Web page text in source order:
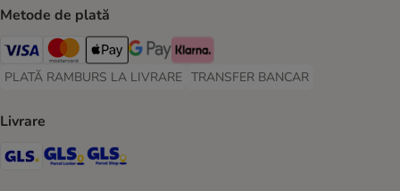
Metode de plată
Visa Payment Method
Master Card Payment Method
Apple Pay Payment Method
Google Pay Payment Method
Klarna Payment Method
PLATĂ RAMBURS LA LIVRARE
PLATĂ RAMBURS LA LIVRARE Payment Method
TRANSFER BANCAR
TRANSFER BANCAR Payment
Livrare
GLS Shipping Method
GLS Locker Shipping Method